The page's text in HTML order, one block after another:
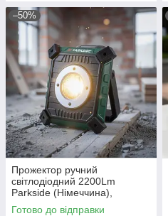
–50%
Прожектор ручний
світлодіодний 2200Lm
Parkside (Німеччина),
Акумуляторний лед
Готово до відправки